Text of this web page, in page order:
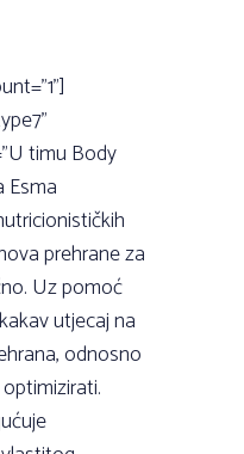
timu Body
Esma
prehrane za
Uz pomoć
utjecaj na
odnosno